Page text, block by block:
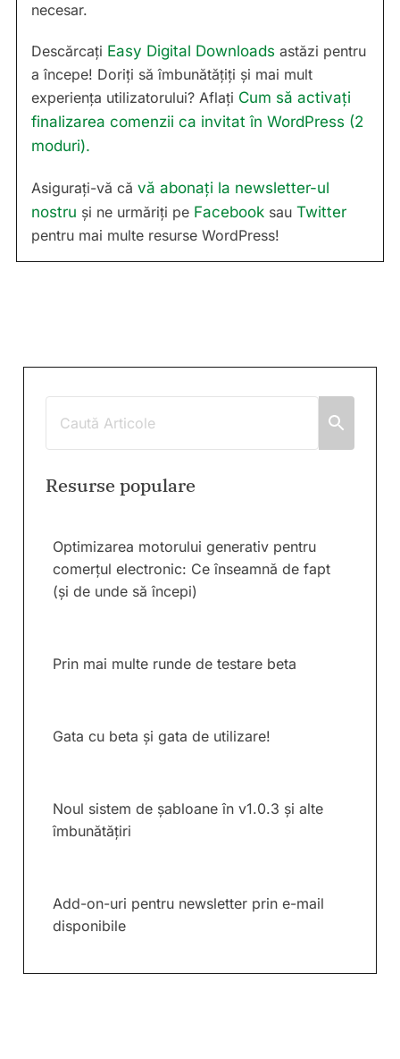
necesar.
Descărcați Easy Digital Downloads astăzi pentru
a începe! Doriți să îmbunătățiți și mai mult
experiența utilizatorului? Aflați Cum să activați
finalizarea comenzii ca invitat în WordPress (2
moduri).
Asigurați-vă că vă abonați la newsletter-ul
nostru și ne urmăriți pe Facebook sau Twitter
pentru mai multe resurse WordPress!
Resurse populare
Optimizarea motorului generativ pentru
comerțul electronic: Ce înseamnă de fapt
(și de unde să începi)
Prin mai multe runde de testare beta
Gata cu beta și gata de utilizare!
Noul sistem de șabloane în v1.0.3 și alte
îmbunătățiri
Add-on-uri pentru newsletter prin e-mail
disponibile